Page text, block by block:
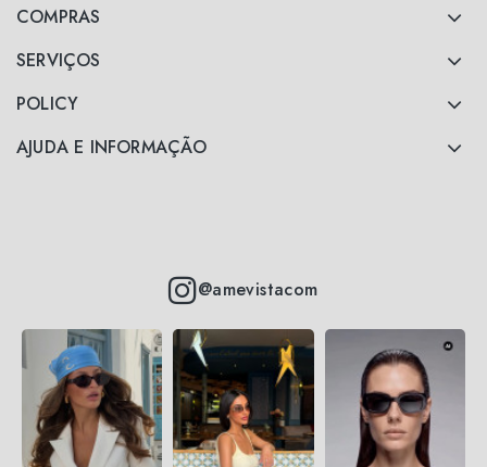
COMPRAS
SERVIÇOS
POLICY
AJUDA E INFORMAÇÃO
@amevistacom